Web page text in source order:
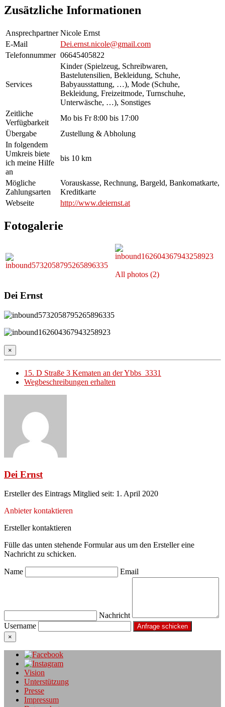
Zusätzliche Informationen
Ansprechpartner Nicole Ernst
E-Mail
Dei.ernst.nicole@gmail.com
Telefonnummer 06645405822
Services
Kinder (Spielzeug, Schreibwaren,
Bastelutensilien, Bekleidung, Schuhe,
Babyausstattung, …), Mode (Schuhe,
Bekleidung, Freizeitmode, Turnschuhe,
Unterwäsche, …), Sonstiges
Zeitliche
Verfügbarkeit
Mo bis Fr 8:00 bis 17:00
Übergabe
Zustellung & Abholung
In folgendem
Umkreis biete
ich meine Hilfe
an
bis 10 km
Mögliche
Zahlungsarten
Vorauskasse, Rechnung, Bargeld, Bankomatkarte,
Kreditkarte
Webseite
http://www.deiernst.at
Fotogalerie
All photos (2)
Dei Ernst
×
15. D Straße 3 Kematen an der Ybbs 3331
Wegbeschreibungen erhalten
Dei Ernst
Ersteller des Eintrags Mitglied seit: 1. April 2020
Anbieter kontaktieren
Ersteller kontaktieren
Fülle das unten stehende Formular aus um den Ersteller eine
Nachricht zu schicken.
Name Email
Nachricht
Username
×
Vision
Unterstützung
Presse
Impressum